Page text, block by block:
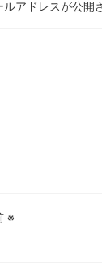
ルアドレスが公開
※